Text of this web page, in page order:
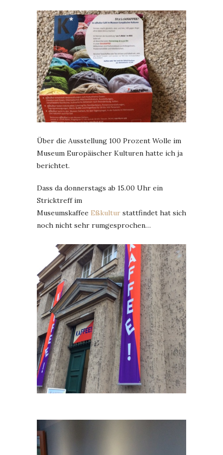
Über die Ausstellung 100 Prozent Wolle im
Museum Europäischer Kulturen hatte ich ja
berichtet.
Dass da donnerstags ab 15.00 Uhr ein
Stricktreff im
Museumskaffee Eßkultur stattfindet hat sich
noch nicht sehr rumgesprochen…